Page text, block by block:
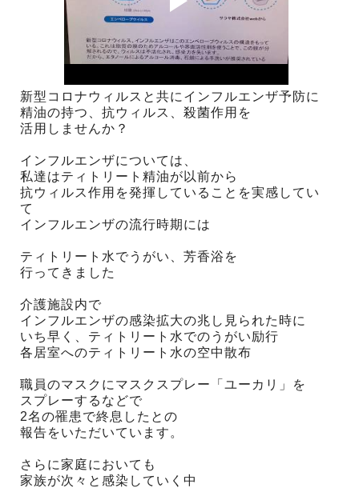
新型コロナウィルスと共にインフルエンザ予防に
精油の持つ、抗ウィルス、殺菌作用を
活用しませんか？
インフルエンザについては、
私達はティトリート精油が以前から
抗ウィルス作用を発揮していることを実感してい
て
インフルエンザの流行時期には
ティトリート水でうがい、芳香浴を
行ってきました
介護施設内で
インフルエンザの感染拡大の兆し見られた時に
いち早く、ティトリート水でのうがい励行
各居室へのティトリート水の空中散布
職員のマスクにマスクスプレー「ユーカリ」を
スプレーするなどで
2名の罹患で終息したとの
報告をいただいています。
さらに家庭においても
家族が次々と感染していく中